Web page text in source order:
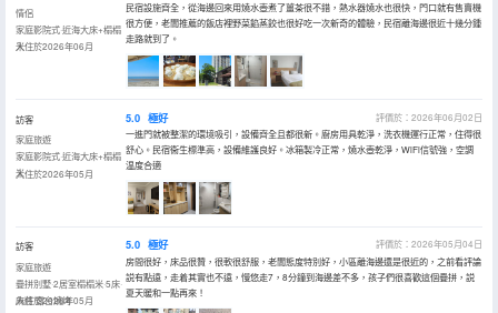
情侶
家庭影院式·近海大床+榻榻
米
入住於2026年06月
民宿設施齊全，從海邊回來用燒水壺煮了薑茶很不錯，熱水器燒水也很快，門口就有售賣機
很方便，老闆推薦的飯店裡野菜餡蒸餃也很好吃一次新奇的體驗，民宿離海邊很近十幾分鍾
走路就到了。
訪客
家庭旅遊
家庭影院式·近海大床+榻榻
米
入住於2026年05月
5.0 極好
評價於：2026年06月02日
一進門就被整潔的環境吸引，設備齊全且都很新。廚房用具乾淨，洗衣機運行正常，住得很
舒心。民宿衞生標準高，設備維護良好。冰箱製冷正常，燒水壺乾淨，WiFi信號強，空調
温度合適
訪客
家庭旅遊
疊拼別墅·2居室榻榻米·5床·
麻將·露台燒烤
入住於2026年05月
5.0 極好
評價於：2026年05月04日
房間很好，床品很贊，很軟很舒服，老闆態度特別好，小區離海邊還是很近的，之前看評論
説有點遠，走着其實也不遠，慢悠走7，8分鐘到海邊差不多，孩子們很喜歡這個疊拼，説
夏天暖和一點再來！